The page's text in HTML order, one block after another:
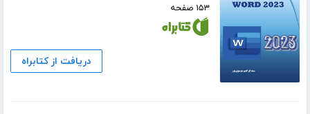
۱۵۳ صفحه
دریافت از کتابراه